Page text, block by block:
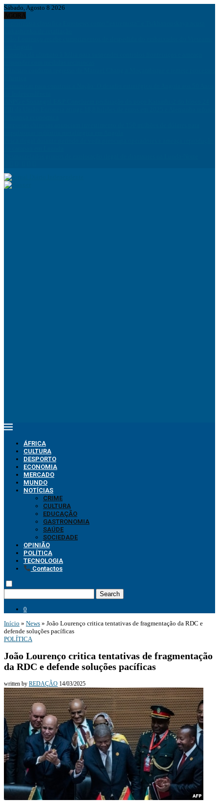
Sábado, Agosto 8 2026
ÁFRICA
CULTURA
DESPORTO
ECONOMIA
MERCADO
MUNDO
NOTÍCIAS
CRIME
CULTURA
EDUCAÇÃO
GASTRONOMIA
SAÚDE
SOCIEDADE
OPINIÃO
POLÍTICA
TECNOLOGIA
Contactos
Search
0
Início » News » João Lourenço critica tentativas de fragmentação da RDC e
defende soluções pacíficas
POLÍTICA
João Lourenço critica tentativas de fragmentação
da RDC e defende soluções pacíficas
written by REDAÇÃO 14/03/2025